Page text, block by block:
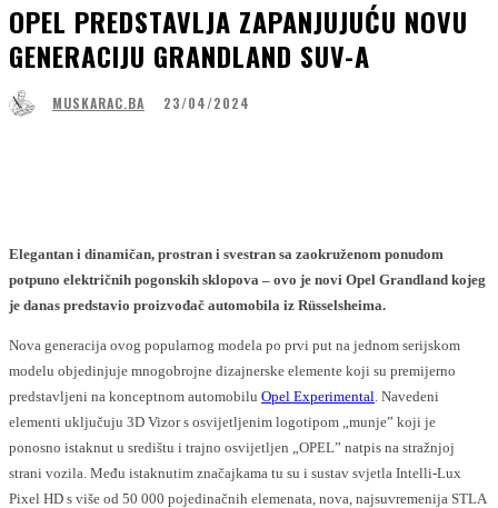
OPEL PREDSTAVLJA ZAPANJUJUĆU NOVU
GENERACIJU GRANDLAND SUV-A
MUSKARAC.BA 23/04/2024
Elegantan i dinamičan, prostran i svestran sa zaokruženom ponudom
potpuno električnih pogonskih sklopova – ovo je novi Opel Grandland kojeg
je danas predstavio proizvođač automobila iz Rüsselsheima.
Nova generacija ovog popularnog modela po prvi put na jednom serijskom
modelu objedinjuje mnogobrojne dizajnerske elemente koji su premijerno
predstavljeni na konceptnom automobilu Opel Experimental. Navedeni
elementi uključuju 3D Vizor s osvijetljenim logotipom „munje” koji je
ponosno istaknut u središtu i trajno osvijetljen „OPEL” natpis na stražnjoj
strani vozila. Među istaknutim značajkama tu su i sustav svjetla Intelli-Lux
Pixel HD s više od 50 000 pojedinačnih elemenata, nova, najsuvremenija STLA